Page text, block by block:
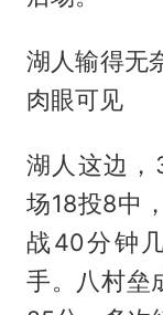
湖人输得无
肉眼可见
湖人这边，
场18投8中
战40分钟
手。八村垒